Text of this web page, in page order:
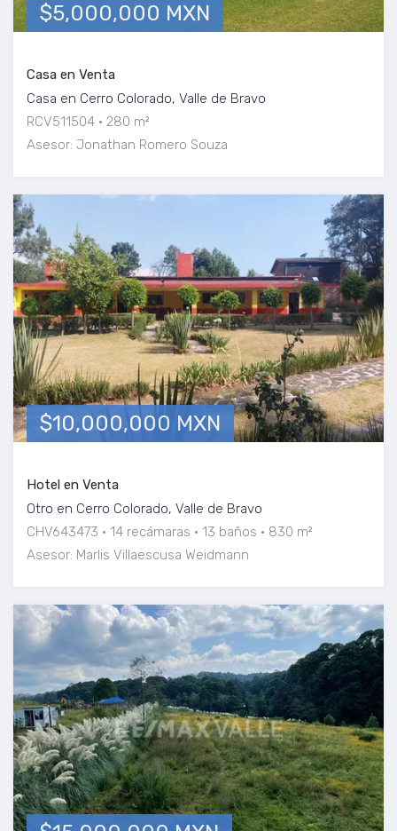
$5,000,000 MXN
Casa en Venta
Casa en Cerro Colorado, Valle de Bravo
RCV511504
280 m²
Asesor: Jonathan Romero Souza
$10,000,000 MXN
Hotel en Venta
Otro en Cerro Colorado, Valle de Bravo
CHV643473
14 recámaras 13 baños
830 m²
Asesor: Marlis Villaescusa Weidmann